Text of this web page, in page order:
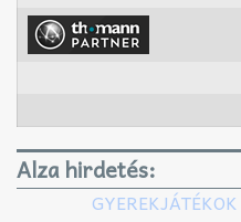
Alza hirdetés: